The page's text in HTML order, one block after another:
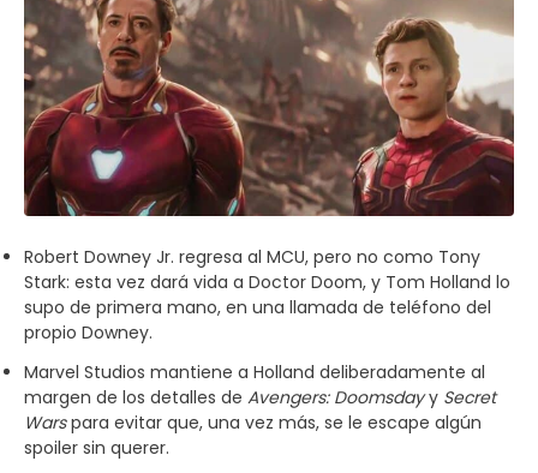
Robert Downey Jr. regresa al MCU, pero no como Tony
Stark: esta vez dará vida a Doctor Doom, y Tom Holland lo
supo de primera mano, en una llamada de teléfono del
propio Downey.
Marvel Studios mantiene a Holland deliberadamente al
margen de los detalles de Avengers: Doomsdayy Secret
Warspara evitar que, una vez más, se le escape algún
spoiler sin querer.